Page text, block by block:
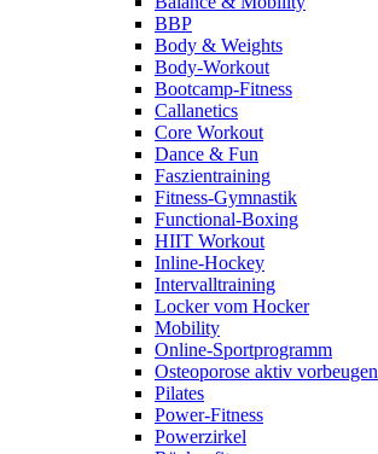
BBP
Body & Weights
Body-Workout
Bootcamp-Fitness
Callanetics
Core Workout
Dance & Fun
Faszientraining
Fitness-Gymnastik
Functional-Boxing
HIIT Workout
Inline-Hockey
Intervalltraining
Locker vom Hocker
Mobility
Online-Sportprogramm
Osteoporose aktiv vorbeugen
Pilates
Power-Fitness
Powerzirkel